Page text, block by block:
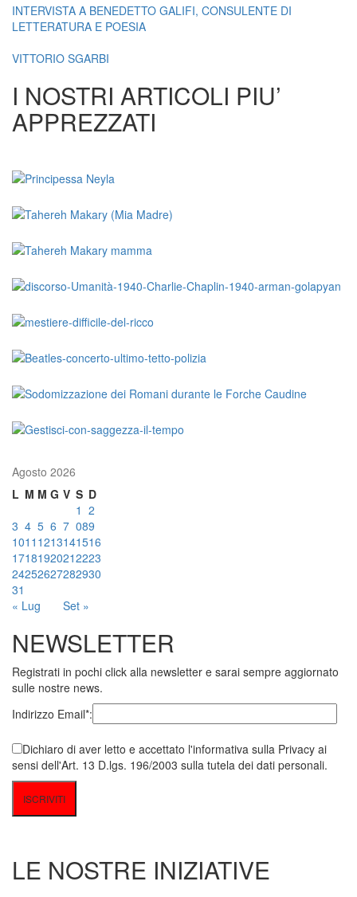
INTERVISTA A BENEDETTO GALIFI, CONSULENTE DI
LETTERATURA E POESIA
VITTORIO SGARBI
I NOSTRI ARTICOLI PIU’
APPREZZATI
Agosto 2026
L M M G V S D
« Lug Set »
1 2
3 4 5 6 7 089
1011 1213141516
17181920212223
24252627282930
31
NEWSLETTER
Registrati in pochi click alla newsletter e sarai sempre aggiornato
sulle nostre news.
Indirizzo Email*:
Dichiaro di aver letto e accettato l'informativa sulla Privacy ai
sensi dell'Art. 13 D.lgs. 196/2003 sulla tutela dei dati personali.
LE NOSTRE INIZIATIVE